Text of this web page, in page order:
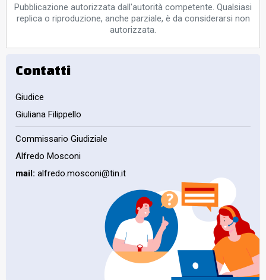
Pubblicazione autorizzata dall'autorità competente. Qualsiasi
replica o riproduzione, anche parziale, è da considerarsi non
autorizzata.
Contatti
Giudice
Giuliana Filippello
Commissario Giudiziale
Alfredo Mosconi
mail: alfredo.mosconi@tin.it